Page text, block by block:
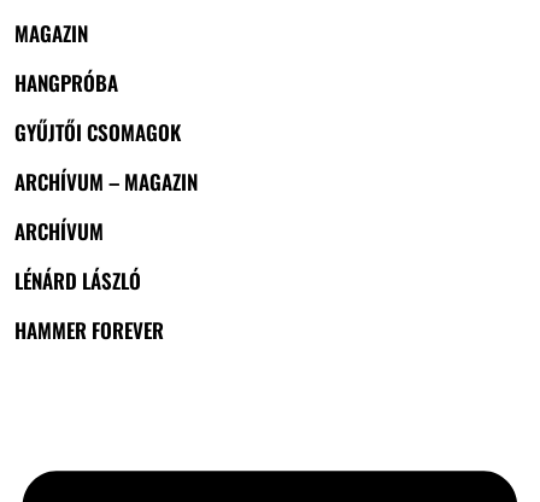
MAGAZIN
HANGPRÓBA
GYŰJTŐI CSOMAGOK
ARCHÍVUM – MAGAZIN
ARCHÍVUM
LÉNÁRD LÁSZLÓ
HAMMER FOREVER